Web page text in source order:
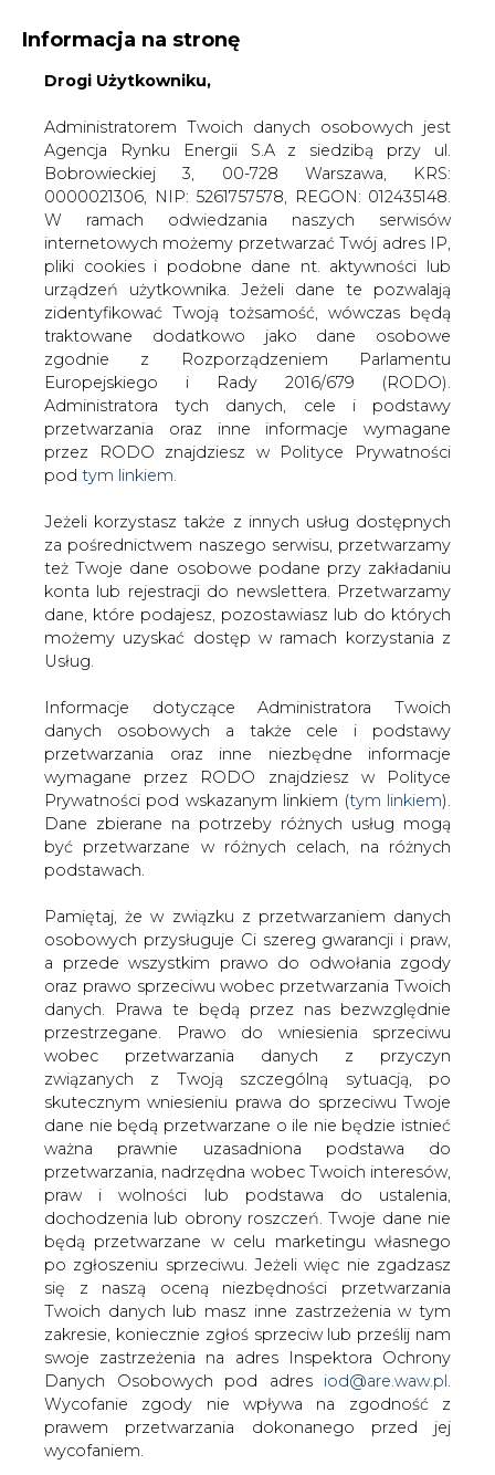
KONTAKT:
WIELKOŚĆ TEKSTU A A
ZALOGUJ SIĘ
WŁĄCZ CIRE.TV
Informacja na stronę
Drogi Użytkowniku,
Administratorem Twoich danych osobowych jest
Agencja Rynku Energii S.A z siedzibą przy ul.
Bobrowieckiej 3, 00-728 Warszawa, KRS:
0000021306, NIP: 5261757578, REGON: 012435148.
W ramach odwiedzania naszych serwisów
internetowych możemy przetwarzać Twój adres IP,
pliki cookies i podobne dane nt. aktywności lub
urządzeń użytkownika. Jeżeli dane te pozwalają
zidentyfikować Twoją tożsamość, wówczas będą
traktowane dodatkowo jako dane osobowe
zgodnie z Rozporządzeniem Parlamentu
Europejskiego i Rady 2016/679 (RODO).
Administratora tych danych, cele i podstawy
przetwarzania oraz inne informacje wymagane
przez RODO znajdziesz w Polityce Prywatności
pod tym linkiem.
Jeżeli korzystasz także z innych usług dostępnych
za pośrednictwem naszego serwisu, przetwarzamy
też Twoje dane osobowe podane przy zakładaniu
konta lub rejestracji do newslettera. Przetwarzamy
dane, które podajesz, pozostawiasz lub do których
możemy uzyskać dostęp w ramach korzystania z
Usług.
Informacje dotyczące Administratora Twoich
danych osobowych a także cele i podstawy
przetwarzania oraz inne niezbędne informacje
wymagane przez RODO znajdziesz w Polityce
Prywatności pod wskazanym linkiem (tym linkiem).
Dane zbierane na potrzeby różnych usług mogą
być przetwarzane w różnych celach, na różnych
podstawach.
Pamiętaj, że w związku z przetwarzaniem danych
osobowych przysługuje Ci szereg gwarancji i praw,
a przede wszystkim prawo do odwołania zgody
oraz prawo sprzeciwu wobec przetwarzania Twoich
danych. Prawa te będą przez nas bezwzględnie
przestrzegane. Prawo do wniesienia sprzeciwu
wobec przetwarzania danych z przyczyn
związanych z Twoją szczególną sytuacją, po
skutecznym wniesieniu prawa do sprzeciwu Twoje
dane nie będą przetwarzane o ile nie będzie istnieć
ważna prawnie uzasadniona podstawa do
przetwarzania, nadrzędna wobec Twoich interesów,
praw i wolności lub podstawa do ustalenia,
dochodzenia lub obrony roszczeń. Twoje dane nie
będą przetwarzane w celu marketingu własnego
po zgłoszeniu sprzeciwu. Jeżeli więc nie zgadzasz
się z naszą oceną niezbędności przetwarzania
Twoich danych lub masz inne zastrzeżenia w tym
zakresie, koniecznie zgłoś sprzeciw lub prześlij nam
swoje zastrzeżenia na adres Inspektora Ochrony
Danych Osobowych pod adres iod@are.waw.pl
Wycofanie zgody nie wpływa na zgodność z
prawem przetwarzania dokonanego przed jej
wycofaniem.
Strona główna / SERWIS INFORMACYJNY CIRE
Duża awaria energetyczna w Ałma Acie
2019-07-15 00:00
skomentuj
udostępnij:
Duża awaria energetyczna w Ałma
Acie
W największym mieście Kazachstanu,
Ałma Acie, w poniedziałek przez kilka
godzin nie było energii. Prawie
wszystkie dzielnice zamieszkanego
przez ok. 1,8 mln ludzi miasta były
pozbawione dostaw energii.
W mieście nie działała sygnalizacja świetlna, w związku z
czym ruchem na największych skrzyżowaniach kierowało
ok. 400 policjantów. Nie działało także metro.
Energii elektrycznej nie było w budynkach mieszkalnych,
szpitalach, budynkach administracyjnych - pisze portal
Tengrinews. Serwis dodaje, że awaria trwała około dwóch
godzin.
Problemy zaczęły się ok. godz. 14 czasu miejscowego
(10.00 w Polsce).
Miejscowe media podają, że przyczyną blackoutu była